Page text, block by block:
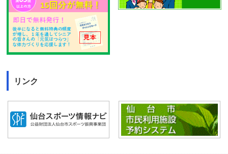
リンク